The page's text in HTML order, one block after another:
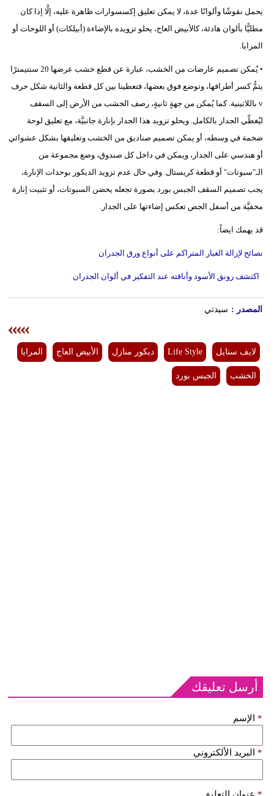
يحمل نقوشًا وألوانًا عدة، لا يمكن تعليق إكسسوارات ظاهرة عليه، إلَّا إذا كان
مطليًّا بألوان هادئة، كالأبيض العاج، يحلو تزويده بالإضاءة (أبيلكات) أو اللوحات أو
المرايا.
• يُمكن تصميم عارضات من الخشب، عبارة عن قطع خشب عرضها 20 سنتيمترًا
يتمُّ كسر أطرافها، وتوضع فوق بعضها، فتعطينا بين كل قطعة والثانية شكل حرف
v باللاتينية. كما يُمكن من جهةٍ ثانيةٍ، رصف الخشب من الأرض إلى السقف
ليُغطّي الجدار بالكامل. ويحلو تزويد هذا الجدار بإنارة جانبيَّة، مع تعليق لوحة
ضخمة في وسطه، أو يمكن تصميم صناديق من الخشب وتعليقها بشكل عشوائي
أو هندسي على الجدار، ويمكن في داخل كل صندوق، وضع مجموعة من
الـ"سبوتات" أو قطعة كريستال. وفي حال عدم تزويد الديكور بوحدات الإنارة،
يجب تصميم السقف الجبس بورد بصورة تجعله يحضن السبوتات، أو تثبيت إنارة
مخفيَّة من أسفل الجص تعكس إضاءتها على الجدار.
قد يهمك ايضاً:
نصائح لإزالة الغبار المتراكم على أنواع ورق الجدران
اكتشف رونق الأسود وأناقته عند التفكير في ألوان الجدران
المصدر : سيدتي
لايف ستايل Life Style ديكور منازل الأبيض العاج المرايا
الخشب الجبس بورد
أرسل تعليقك
الإسم *
البريد الألكتروني *